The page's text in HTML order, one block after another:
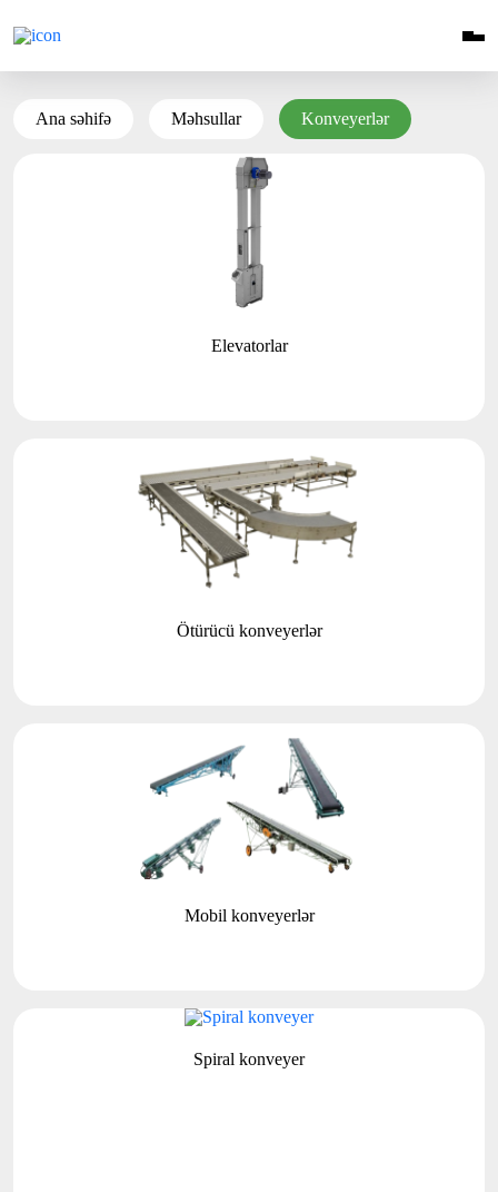
Ana səhifə Məhsullar Konveyerlər
Elevatorlar
Ötürücü konveyerlər
Mobil konveyerlər
Spiral konveyer